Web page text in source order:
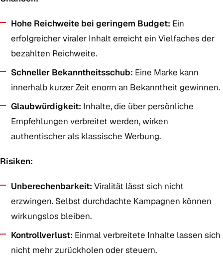
Hohe Reichweite bei geringem Budget: Ein
erfolgreicher viraler Inhalt erreicht ein Vielfaches der
bezahlten Reichweite.
Schneller Bekanntheitsschub: Eine Marke kann
innerhalb kurzer Zeit enorm an Bekanntheit gewinnen.
Glaubwürdigkeit: Inhalte, die über persönliche
Empfehlungen verbreitet werden, wirken
authentischer als klassische Werbung.
Risiken:
Unberechenbarkeit: Viralität lässt sich nicht
erzwingen. Selbst durchdachte Kampagnen können
wirkungslos bleiben.
Kontrollverlust: Einmal verbreitete Inhalte lassen sich
nicht mehr zurückholen oder steuern.